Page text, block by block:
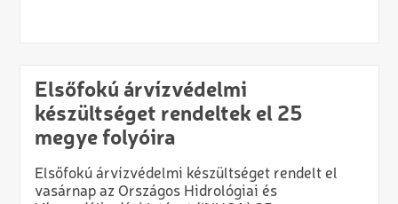
Elsőfokú árvízvédelmi
készültséget rendeltek el 25
megye folyóira
Elsőfokú árvízvédelmi készültséget rendelt el
vasárnap az Országos Hidrológiai és